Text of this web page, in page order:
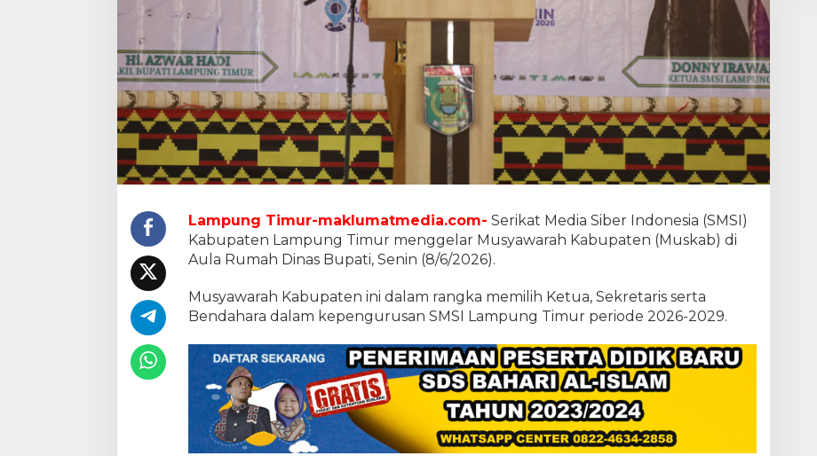
b
k
a
W
k
i
B
p
a
i
A
w
a
H
a
d
i
Lampung Timur-maklumatmedia.com- Serikat Media Siber Indonesia (SMSI)
Kabupaten Lampung Timur menggelar Musyawarah Kabupaten (Muskab) di
Aula Rumah Dinas Bupati, Senin (8/6/2026).
Musyawarah Kabupaten ini dalam rangka memilih Ketua, Sekretaris serta
Bendahara dalam kepengurusan SMSI Lampung Timur periode 2026-2029.